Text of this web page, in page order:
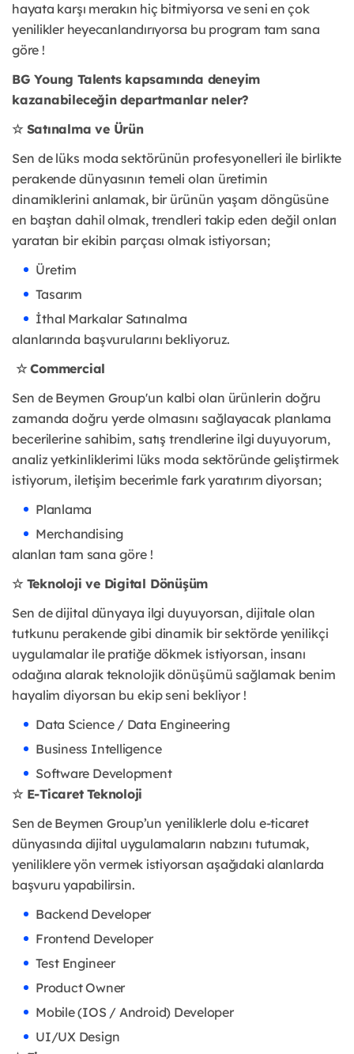
hayata karşı merakın hiç bitmiyorsa ve seni en çok
yenilikler heyecanlandırıyorsa bu program tam sana
göre !
BG Young Talents kapsamında deneyim
kazanabileceğin departmanlar neler?
☆ Satınalma ve Ürün
Sen de lüks moda sektörünün profesyonelleri ile birlikte
perakende dünyasının temeli olan üretimin
dinamiklerini anlamak, bir ürünün yaşam döngüsüne
en baştan dahil olmak, trendleri takip eden değil onları
yaratan bir ekibin parçası olmak istiyorsan;
Üretim
Tasarım
İthal Markalar Satınalma
alanlarında başvurularını bekliyoruz.
☆ Commercial
Sen de Beymen Group'un kalbi olan ürünlerin doğru
zamanda doğru yerde olmasını sağlayacak planlama
becerilerine sahibim, satış trendlerine ilgi duyuyorum,
analiz yetkinliklerimi lüks moda sektöründe geliştirmek
istiyorum, iletişim becerimle fark yaratırım diyorsan;
Planlama
Merchandising
alanları tam sana göre !
☆ Teknoloji ve Digital Dönüşüm
Sen de dijital dünyaya ilgi duyuyorsan, dijitale olan
tutkunu perakende gibi dinamik bir sektörde yenilikçi
uygulamalar ile pratiğe dökmek istiyorsan, insanı
odağına alarak teknolojik dönüşümü sağlamak benim
hayalim diyorsan bu ekip seni bekliyor !
Data Science / Data Engineering
Business Intelligence
Software Development
☆ E-Ticaret Teknoloji
Sen de Beymen Group’un yeniliklerle dolu e-ticaret
dünyasında dijital uygulamaların nabzını tutumak,
yeniliklere yön vermek istiyorsan aşağıdaki alanlarda
başvuru yapabilirsin.
Backend Developer
Frontend Developer
Test Engineer
Product Owner
Mobile (IOS / Android) Developer
UI/UX Design